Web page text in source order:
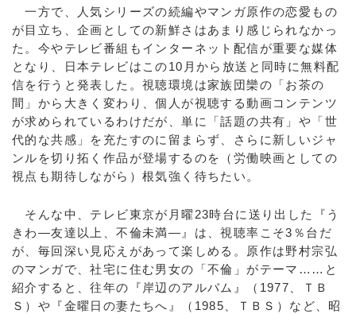
一方で、人気シリーズの続編やマンガ原作の恋愛もの
が目立ち、企画としての新鮮さはあまり感じられなかっ
た。今やテレビ番組もインターネット配信が重要な媒体
となり、日本テレビはこの10月から放送と同時に無料配
信を行うと発表した。視聴環境は家族団欒の「お茶の
間」から大きく変わり、個人が視聴する動画コンテンツ
が求められているわけだが、単に「話題の共有」や「世
代的な共感」を充たすのに留まらず、さらに新しいジャ
ンルを切り拓く作品が登場するのを（労働映画としての
視点も期待しながら）根気強く待ちたい。
そんな中、テレビ東京が月曜23時台に送り出した『う
きわ―友達以上、不倫未満―』は、視聴率こそ3％台だ
が、毎回深い見応えがあって楽しめる。原作は野村宗弘
のマンガで、社宅に住む男女の「不倫」がテーマ……と
紹介すると、往年の『岸辺のアルバム』（1977、ＴＢ
Ｓ）や『金曜日の妻たちへ』（1985、ＴＢＳ）など、昭